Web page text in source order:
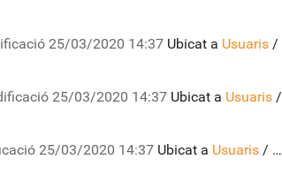
25/03/2020 14:37 Ubicat a Usuaris /
25/03/2020 14:37 Ubicat a Usuaris /
25/03/2020 14:37 Ubicat a Usuaris / …